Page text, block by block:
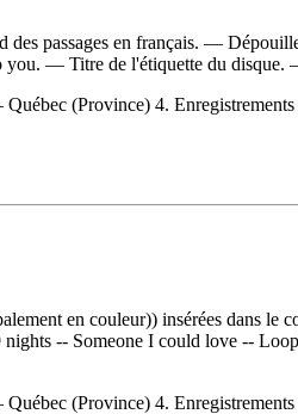
des passages en français. —
you. — Titre de l'étiquette du disque.
(Province) 4. Enregistrements
en couleur)) insérées dans
-- Someone I could love --
(Province) 4. Enregistrements